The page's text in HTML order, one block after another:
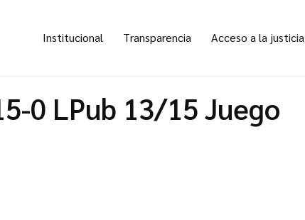
Institucional Transparencia Acceso a la justicia
0 LPub 13/15 Juego